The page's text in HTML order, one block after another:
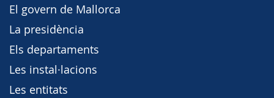
El govern de Mallorca
La presidència
Els departaments
Les instal·lacions
Les entitats